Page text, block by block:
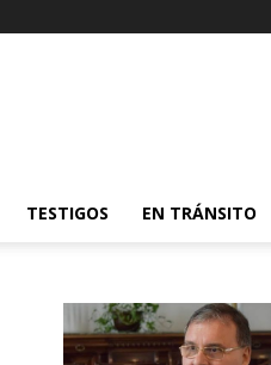
TESTIGOS EN TRÁNSITO